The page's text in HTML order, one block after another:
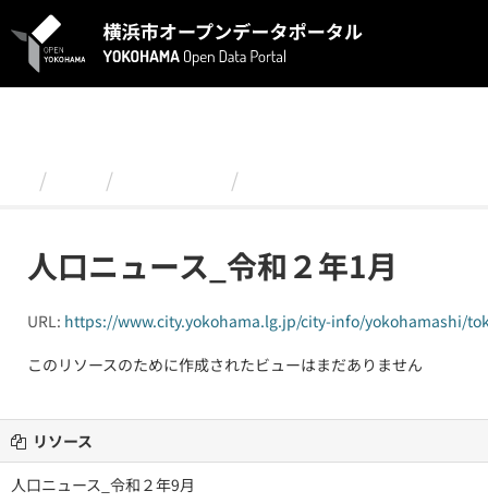
キ
人口ニュース_令和２年1月
URL: https://www.city.yokohama.lg.jp/city-info/yokohamashi/
このリソースのために作成されたビューはまだありません
リソース
人口ニュース_令和２年9月